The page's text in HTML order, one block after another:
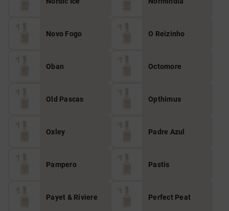
Novo Fogo O Reizinho
Oban Octomore
Old Pascas Opthimus
Oxley Padre Azul
Pampero Pastis
Payet & Riviere Perfect Peat